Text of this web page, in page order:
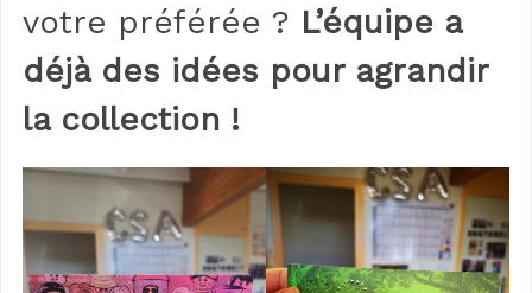
votre préférée ? L’équipe a
déjà des idées pour agrandir
la collection !